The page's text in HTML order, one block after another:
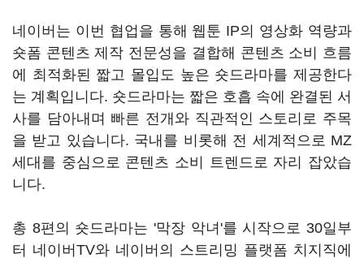
네이버는 이번 협업을 통해 웹툰 IP의 영상화 역량과
숏폼 콘텐츠 제작 전문성을 결합해 콘텐츠 소비 흐름
에 최적화된 짧고 몰입도 높은 숏드라마를 제공한다
는 계획입니다. 숏드라마는 짧은 호흡 속에 완결된 서
사를 담아내며 빠른 전개와 직관적인 스토리로 주목
을 받고 있습니다. 국내를 비롯해 전 세계적으로 MZ
세대를 중심으로 콘텐츠 소비 트렌드로 자리 잡았습
니다.
총 8편의 숏드라마는 '막장 악녀'를 시작으로 30일부
터 네이버TV와 네이버의 스트리밍 플랫폼 치지직에